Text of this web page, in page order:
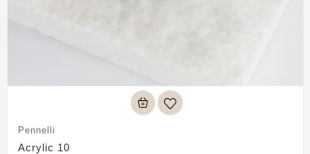
Pennelli
Acrylic 10